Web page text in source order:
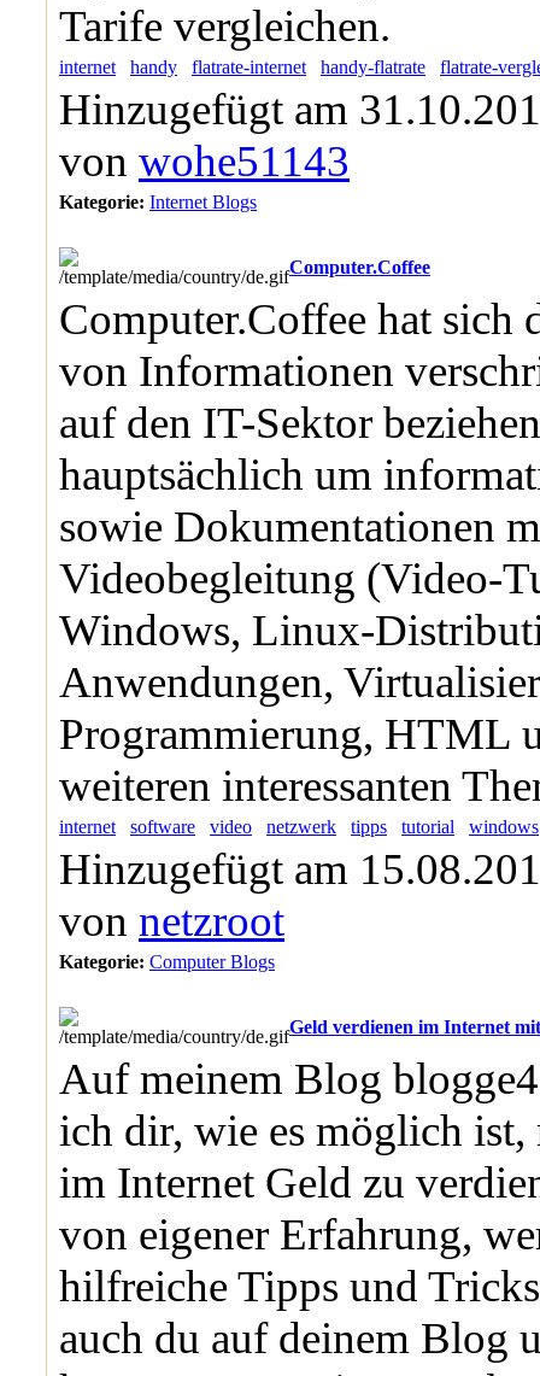
Tarife vergleichen.
internet handy flatrate-internet handy-flatrate flatrate-
Hinzugefügt am
von wohe51143
Kategorie: Internet Blogs
Computer.Coffee
Computer.Coffee hat sich
von Informationen
auf den IT-Sektor
hauptsächlich um
sowie Dokumentationen
Videobegleitung (Video-
Windows, Linux-
Anwendungen,
Programmierung, HTML
weiteren interessanten
internet software video netzwerk tipps tutorial windows
Hinzugefügt am
von netzroot
Kategorie: Computer Blogs
Geld verdienen im Internet
Auf meinem Blog
ich dir, wie es möglich
im Internet Geld zu
von eigener Erfahrung,
hilfreiche Tipps und
auch du auf deinem Blog